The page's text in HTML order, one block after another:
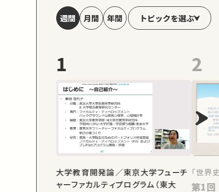
週間 月間 年間 トピックを選ぶ
1
大学教育開発論／東京大学フューチ
ャーファカルティプログラム（東大
2
「世界